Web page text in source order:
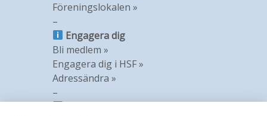
Föreningslokalen »
–
Engagera dig
Bli medlem »
Engagera dig i HSF »
Adressändra »
–
Information